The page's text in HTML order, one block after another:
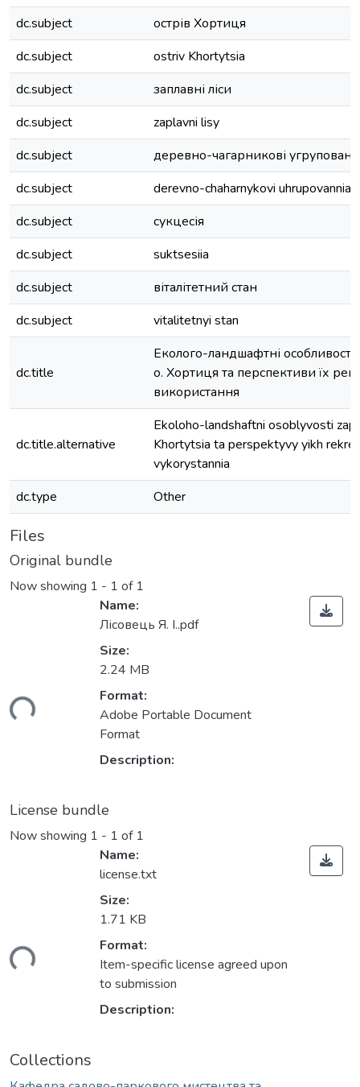
dc.subject
острів Хортиця
dc.subject
ostriv Khortytsia
dc.subject
заплавні ліси
dc.subject
zaplavni lisy
dc.subject
деревно-чагарникові
dc.subject
derevno-chaharnykovi uhrupovannia
dc.subject
сукцесія
dc.subject
suktsesiia
dc.subject
віталітетний стан
dc.subject
vitalitetnyi stan
dc.title
Еколого-ландшафтні особливості
о. Хортиця та перспективи їх
використання
dc.title.alternative
Ekoloho-landshaftni osoblyvosti
Khortytsia ta perspektyvy yikh
vykorystannia
dc.type
Other
Files
Original bundle
Now showing 1 - 1 of 1
Name:
Лісовець Я. І..pdf
Size:
2.24 MB
Format:
Adobe Portable Document
Format
Description:
License bundle
Now showing 1 - 1 of 1
Name:
license.txt
Size:
1.71 KB
Format:
Item-specific license agreed upon
to submission
Description:
Collections